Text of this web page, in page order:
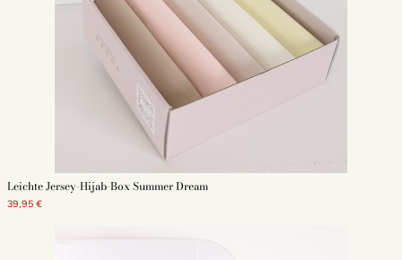
zu vergleichen oder die neuesten Kollektionen zu erkunden, die Welt der
Hijabs ist ein reichhaltiges Universum voller Möglichkeiten.
Entdecken Sie auch unsere :
hijab zubehoer
Medina seiden hijab
Chiffon hijab
Hijab zum anziehen
Leichte Jersey-Hijab-Box Summer Dream
39,95 €